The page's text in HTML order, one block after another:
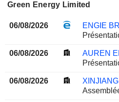
Green Energy Limited
06/08/2026
ENGIE
06/08/2026
AUREN
06/08/2026